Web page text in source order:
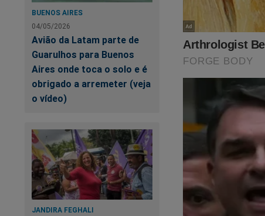
BUENOS AIRES
04/05/2026
Avião da Latam parte de
Guarulhos para Buenos
Aires onde toca o solo e é
obrigado a arremeter (veja
o vídeo)
JANDIRA FEGHALI